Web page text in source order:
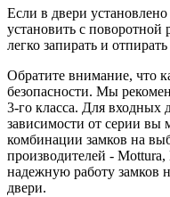
Если в двери
установить с
легко запирать и
Обратите внимание, что
безопасности. Мы
3-го класса. Для входных
зависимости от серии вы
комбинации замков на
производителей - Mottura,
надежную работу замков
двери.